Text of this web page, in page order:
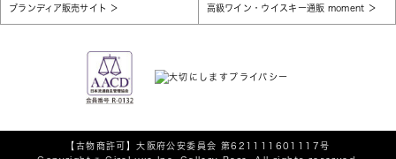
ブランディア販売サイト 高級ワイン・ウイスキー通販 moment
【古物商許可】大阪府公安委員会 第621111601117号